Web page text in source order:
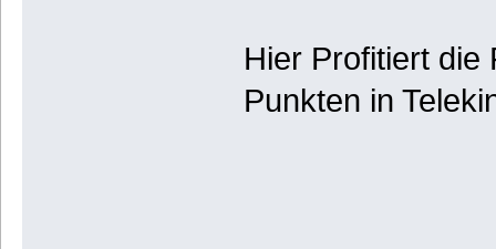
Hier Profitiert die
Punkten in